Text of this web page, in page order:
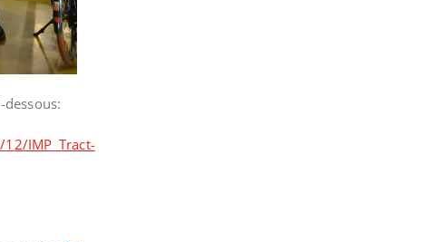
IMP_Tract-